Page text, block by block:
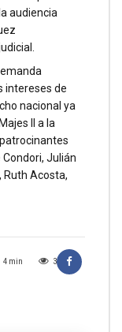
4 min 3
audiencia
intereses de
nacional ya
II a la
Julián
Ruth Acosta,